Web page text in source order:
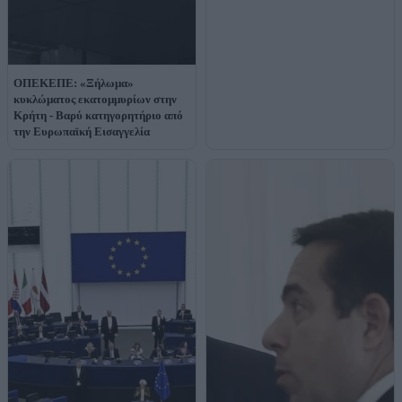
ΟΠΕΚΕΠΕ: «Ξήλωμα»
κυκλώματος εκατομμυρίων στην
Κρήτη - Βαρύ κατηγορητήριο από
την Ευρωπαϊκή Εισαγγελία